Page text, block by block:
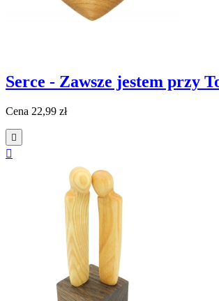
Serce - Zawsze jestem przy
Cena 22,99 zł

